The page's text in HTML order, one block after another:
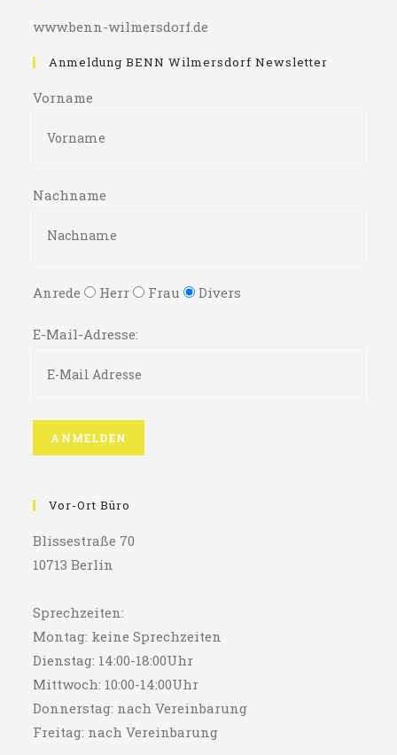
www.benn-wilmersdorf.de
Anmeldung BENN Wilmersdorf Newsletter
Vorname
Nachname
Anrede Herr Frau Divers
E-Mail-Adresse:
Vor-Ort Büro
Blissestraße 70
10713 Berlin
Sprechzeiten:
Montag: keine Sprechzeiten
Dienstag: 14:00-18:00Uhr
Mittwoch: 10:00-14:00Uhr
Donnerstag: nach Vereinbarung
Freitag: nach Vereinbarung